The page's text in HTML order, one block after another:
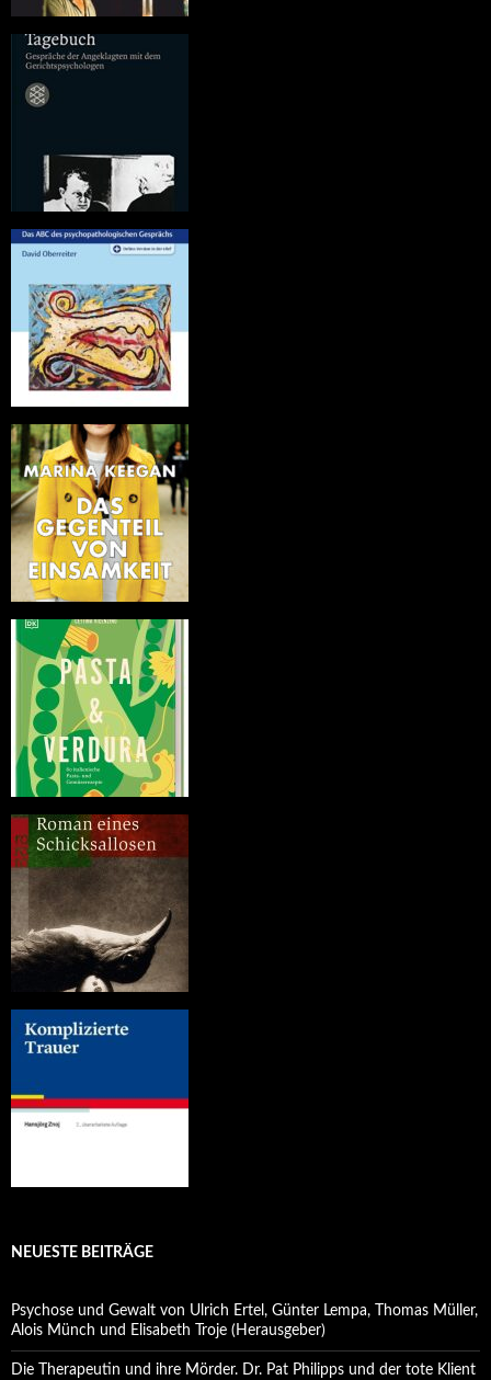
NEUESTE BEITRÄGE
Psychose und Gewalt von Ulrich Ertel, Günter Lempa, Thomas Müller,
Alois Münch und Elisabeth Troje (Herausgeber)
Die Therapeutin und ihre Mörder. Dr. Pat Philipps und der tote Klient